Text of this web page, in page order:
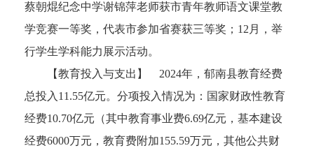
蔡朝焜纪念中学谢锦萍老师获市青年教师语文课堂教
学竞赛一等奖，代表市参加省赛获三等奖；12月，举
行学生学科能力展示活动。
【教育投入与支出】 2024年，郁南县教育经费
总投入11.55亿元。分项投入情况为：国家财政性教育
经费10.70亿元（其中教育事业费6.69亿元，基本建设
经费6000万元，教育费附加155.59万元，其他公共财